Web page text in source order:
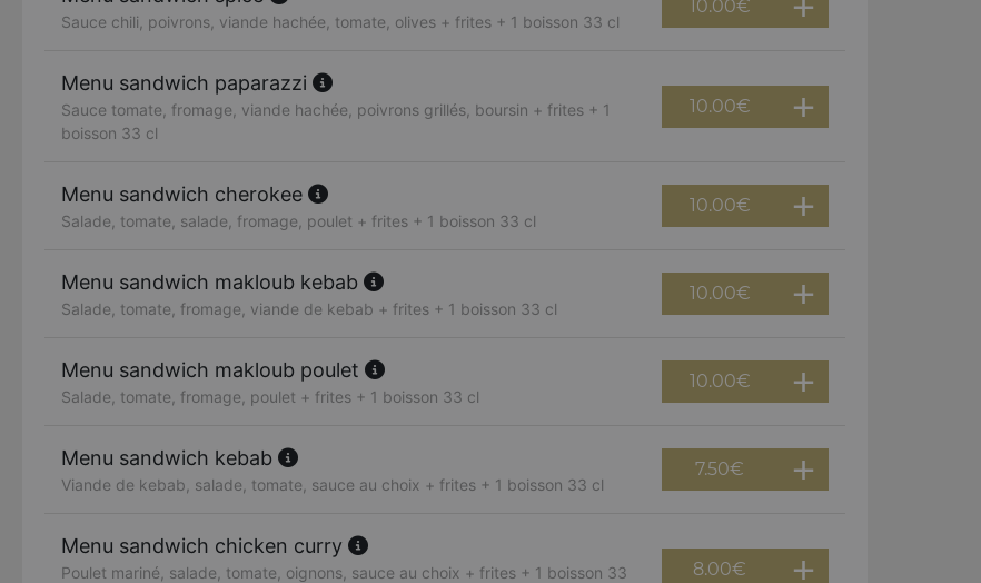
Sauce chili, poivrons, viande hachée, tomate, olives + frites + 1 boisson 33 cl
10.00€
Menu sandwich paparazzi
Sauce tomate, fromage, viande hachée, poivrons grillés, boursin + frites + 1
boisson 33 cl
10.00€
Menu sandwich cherokee
Salade, tomate, salade, fromage, poulet + frites + 1 boisson 33 cl
10.00€
Menu sandwich makloub kebab
Salade, tomate, fromage, viande de kebab + frites + 1 boisson 33 cl
10.00€
Menu sandwich makloub poulet
Salade, tomate, fromage, poulet + frites + 1 boisson 33 cl
10.00€
Menu sandwich kebab
Viande de kebab, salade, tomate, sauce au choix + frites + 1 boisson 33 cl
7.50€
Menu sandwich chicken curry
Poulet mariné, salade, tomate, oignons, sauce au choix + frites + 1 boisson 33
8.00€